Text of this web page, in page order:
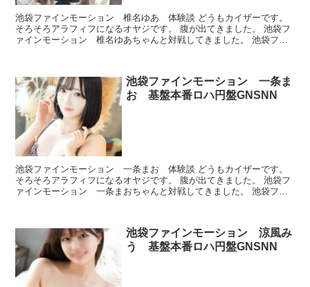
池袋ファインモーション 椎名ゆあ 体験談 どうもカイザーです。
そろそろアラフィフになるオヤジです。 腹が出てきました。 池袋フ
ァインモーション 椎名ゆあちゃんと対戦してきました。 池袋ファ
池袋ファインモーション 一条ま
お 基盤本番ロハ円盤GNSNN
池袋ファインモーション 一条まお 体験談 どうもカイザーです。
そろそろアラフィフになるオヤジです。 腹が出てきました。 池袋フ
ァインモーション 一条まおちゃんと対戦してきました。 池袋ファ
池袋ファインモーション 涼風み
う 基盤本番ロハ円盤GNSNN